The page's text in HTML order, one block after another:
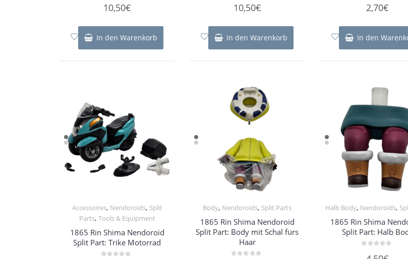
mit
5
10,50€
In den Warenkorb
mit
5
10,50€
In den Warenkorb
mit
5
2,70€
In den
Accessoires, Nendoroids, Split
Parts, Tools & Equipment
1865 Rin Shima Nendoroid
Split Part: Trike Motorrad
Body, Nendoroids, Split Parts
1865 Rin Shima Nendoroid
Split Part: Body mit Schal fürs
Haar
Halb Body, Nendoroids,
1865 Rin Shima
Split Part: Halb